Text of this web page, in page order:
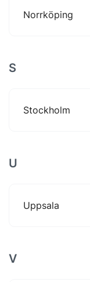
Norrköping
S
Stockholm
U
Uppsala
V